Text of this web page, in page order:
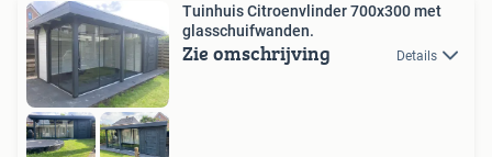
Tuinhuis Citroenvlinder 700x300 met
glasschuifwanden.
Zie omschrijving Details